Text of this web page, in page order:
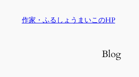
作家・ふるしょうまいこのHP
Blog